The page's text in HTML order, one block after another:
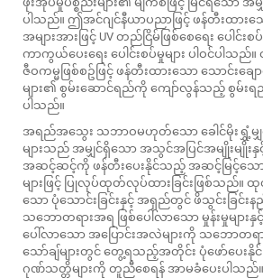
ပါသည်။ ဤအင်ဂျင်နီယာပညာဖြင့် ဖန်တီးထားသေ
အများအားဖြင့် UV တည်ငြိမ်ဖြစ်စေရေး ပေါင်း
ကာကွယ်ပေးရေး ပေါင်းစပ်မှုများ ပါဝင်ပါသည်
ဇီဝကမ္မဖြစ်စဥ်ဖြင့် ဖန်တီးထားသော သောင်းချေ
များ၏ စွမ်းဆောင်ရည်ကို ကျော်လွန်သည့် စွမ်းရည်
ပါသည်။
အရည်အသွေး သဘာဝမဟုတ်သော ခေါင်မိုးရွှံ့မျှင်
များသည် အမျှင်ရှိသော အသွင်အပြင်အမျိုးမျိုး
အဆင့်ဆင့်ကို ဖန်တီးပေးနိုင်သည့် အဆင့်မြင့်သ
များဖြင့် ပြုလုပ်ထုတ်လုပ်ထားခြင်းဖြစ်သည်
သော ပုံသောင်းခြင်းနှင့် အရှည်တွင် ဖိသွင်းခြင်း
သဘောတရားအရ ဖြစ်ပေါ်လာသော မှုန်းမှုများ
ပေါ်လာသော အပြောင်းအလဲများကို သဘောတရ
သော်ချ်များတွင် တွေ့ရသည့်အတိုင်း ပုံဖော်ပေးနိုင်
ဂုဏ်သတ္တိများကို တူညီစေရန် အာမခံပေးပါ